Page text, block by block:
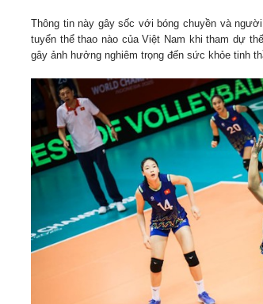
Thông tin này gây sốc với bóng chuyền và
tuyển thể thao nào của Việt Nam khi tham dự
gây ảnh hưởng nghiêm trọng đến sức khỏe tinh